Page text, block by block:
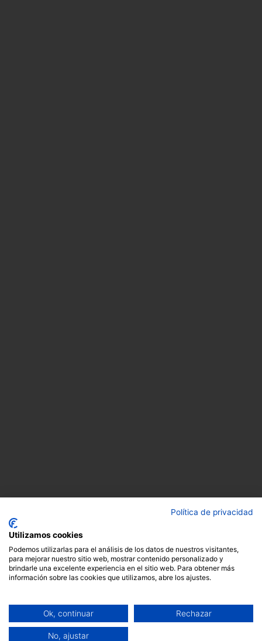
Política de privacidad
Utilizamos cookies
Podemos utilizarlas para el análisis de los datos de nuestros visitantes,
para mejorar nuestro sitio web, mostrar contenido personalizado y
brindarle una excelente experiencia en el sitio web. Para obtener más
información sobre las cookies que utilizamos, abre los ajustes.
Ok, continuar Rechazar
No, ajustar